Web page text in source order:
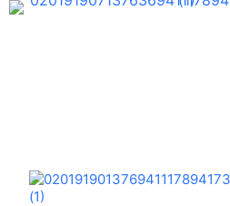
Перейти